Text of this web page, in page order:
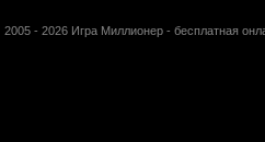
2005 - 2026 Игра Миллионер - бесплатная